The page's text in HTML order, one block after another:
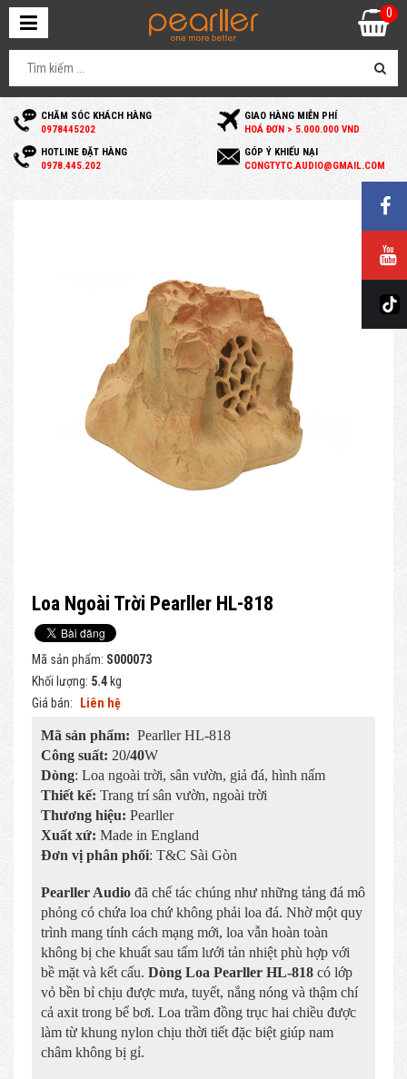
CHĂM SÓC KHÁCH HÀNG
0978445202
GIAO HÀNG MIỄN PHÍ
HOÁ ĐƠN > 5.000.000 VND
HOTLINE ĐẶT HÀNG
0978.445.202
GÓP Ý KHIẾU NẠI
CONGTYTC.AUDIO@GMAIL.COM
0
Loa Ngoài Trời Pearller HL-818
Mã sản phẩm: S000073
Khối lượng: 5.4 kg
Giá bán:
Liên hệ
Mã sản phẩm: Pearller HL-818
Công suất: 20/40W
Dòng: Loa ngoài trời, sân vườn, giả đá, hình nấm
Thiết kế: Trang trí sân vườn, ngoài trời
Thương hiệu: Pearller
Xuất xứ: Made in England
Đơn vị phân phối: T&C Sài Gòn
Pearller Audio đã chế tác chúng như những tảng đá mô
phỏng có chứa loa chứ không phải loa đá. Nhờ một quy
trình mang tính cách mạng mới, loa vẫn hoàn toàn
không bị che khuất sau tấm lưới tản nhiệt phù hợp với
bề mặt và kết cấu. Dòng Loa Pearller HL-818 có lớp
vỏ bền bỉ chịu được mưa, tuyết, nắng nóng và thậm chí
cả axit trong bể bơi. Loa trầm đồng trục hai chiều được
làm từ khung nylon chịu thời tiết đặc biệt giúp nam
châm không bị gỉ.